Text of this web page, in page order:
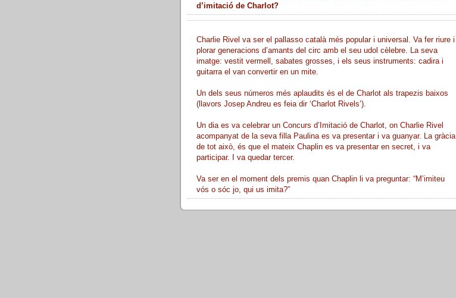
d’imitació de Charlot?
Charlie Rivel va ser el pallasso català més popular i universal. Va fer riure i
plorar generacions d’amants del circ amb el seu udol cèlebre. La seva
imatge: vestit vermell, sabates grosses, i els seus instruments: cadira i
guitarra el van convertir en un mite.
Un dels seus números més aplaudits és el de Charlot als trapezis baixos
(llavors Josep Andreu es feia dir ‘Charlot Rivels’).
Un dia es va celebrar un Concurs d’Imitació de Charlot, on Charlie Rivel
acompanyat de la seva filla Paulina es va presentar i va guanyar. La gràcia
de tot això, és que el mateix Chaplin es va presentar en secret, i va
participar. I va quedar tercer.
Va ser en el moment dels premis quan Chaplin li va preguntar: “M’imiteu
vós o sóc jo, qui us imita?”